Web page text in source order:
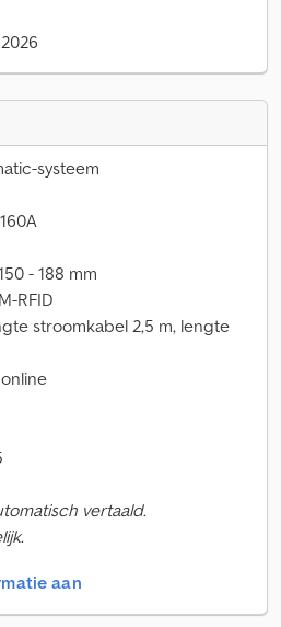
systeem
- 188 mm
RFID
stroomkabel 2,5 m, lengte
vertaald.
aan